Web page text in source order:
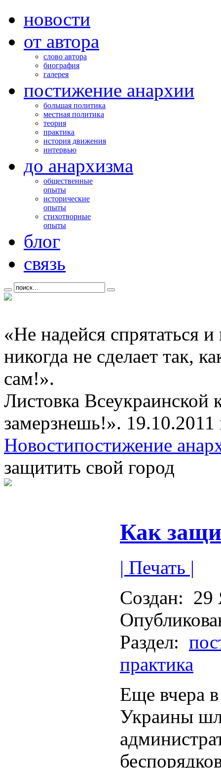
новости
от автора
слово автора
биография
галерея
постижение анархии
большая политика
местная политика
теория
практика
история движения
интервью
до анархизма
общественные
опыты
исторические
опыты
стихотворные
опыты
блог
связь
«Не надейся спрятаться
никогда не сделает так,
сам!».
Листовка Всеукраинской
замерзнешь!». 19.10.2011
Новостипостижение
защитить свой город
Как
| Печать |
Создан: 29
Раздел:
практика
Еще вчера
Украины